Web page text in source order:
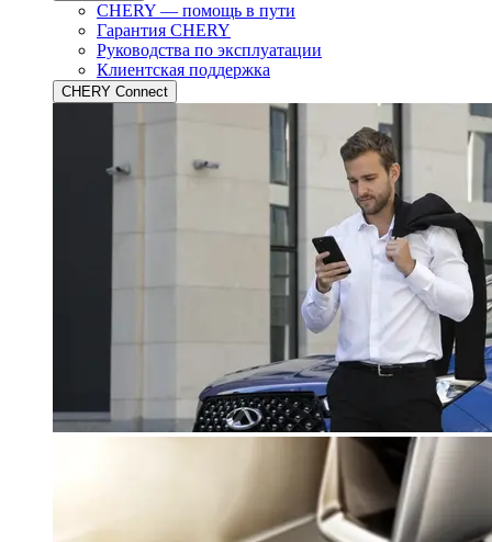
CHERY — помощь в пути
Гарантия CHERY
Руководства по эксплуатации
Клиентская поддержка
CHERY Connect